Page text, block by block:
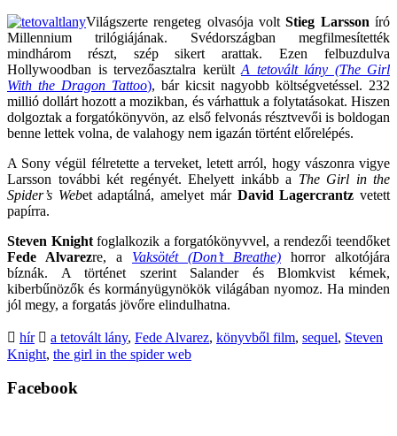
Világszerte rengeteg olvasója voltStieg Larsson író
Millennium trilógiájának. Svédországban megfilmesítették
mindhárom részt, szép sikert arattak. Ezen felbuzdulva
Hollywoodban is tervezőasztalra került A tetovált lány (The Girl
With the Dragon Tattoo), bár kicsit nagyobb költségvetéssel. 232
millió dollárt hozott a mozikban, és várhattuk a folytatásokat. Hiszen
dolgoztak a forgatókönyvön, az első felvonás résztvevői is boldogan
benne lettek volna, de valahogy nem igazán történt előrelépés.
A Sony végül félretette a terveket, letett arról, hogy vászonra vigye
Larsson további két regényét. Ehelyett inkább a The Girl in the
Spider’s Webet adaptálná, amelyet már David Lagercrantz vetett
papírra.
Steven Knightfoglalkozik a forgatókönyvvel, a rendezői teendőket
Fede Alvarezre, a Vaksötét (Don’t Breathe) horror alkotójára
bíznák. A történet szerint Salander és Blomkvist kémek,
kiberbűnözők és kormányügynökök világában nyomoz. Ha minden
jól megy, a forgatás jövőre elindulhatna.
hír a tetovált lány, Fede Alvarez, könyvből film, sequel, Steven
Knight, the girl in the spider web
Facebook